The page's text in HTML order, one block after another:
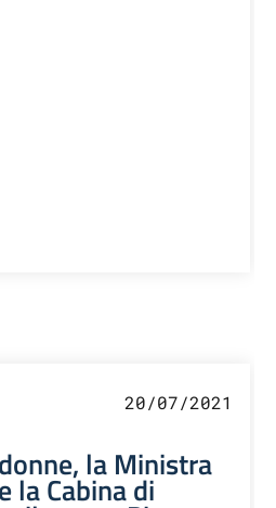
20/07/2021
la Ministra
la Cabina di